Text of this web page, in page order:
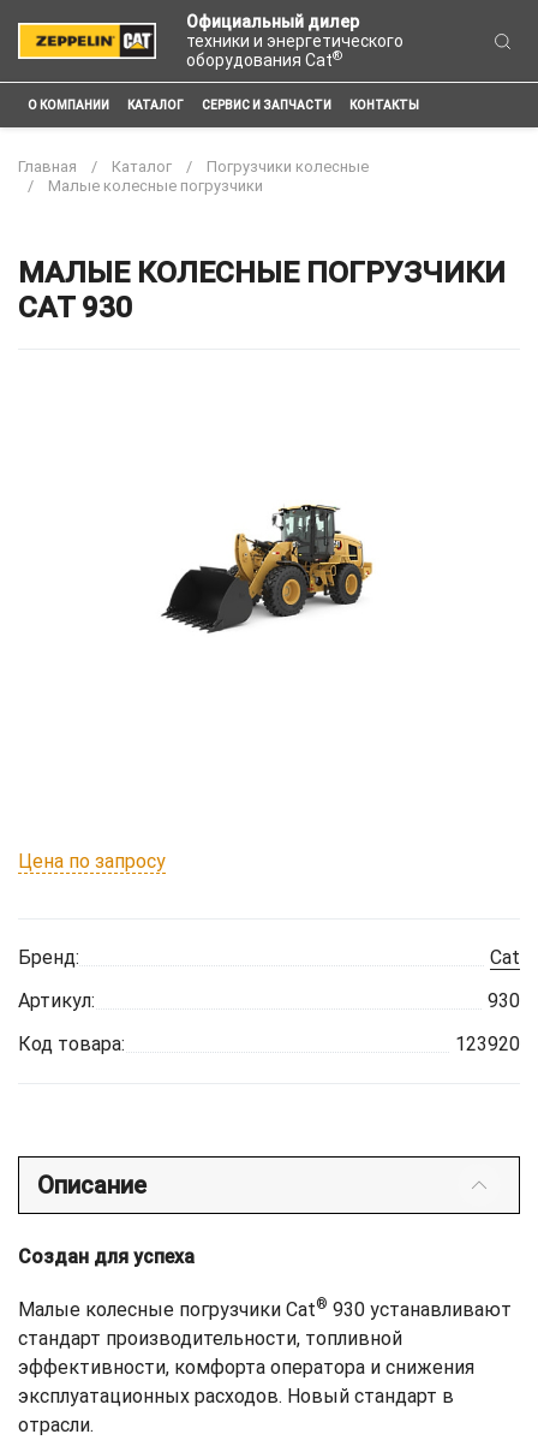
Официальный дилер
техники и энергетического
оборудования Cat®
О КОМПАНИИ КАТАЛОГ СЕРВИС И ЗАПЧАСТИ КОНТАКТЫ
Главная Каталог
Погрузчики колесные
Малые колесные погрузчики
МАЛЫЕ КОЛЕСНЫЕ ПОГРУЗЧИКИ
CAT 930
Цена по запросу
Бренд:
Cat
Артикул:
930
Код товара:
123920
Описание
Создан для успеха
Малые колесные погрузчики Cat® 930 устанавливают
стандарт производительности, топливной
эффективности, комфорта оператора и снижения
эксплуатационных расходов. Новый стандарт в
отрасли.